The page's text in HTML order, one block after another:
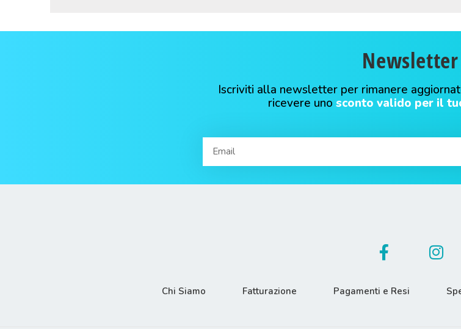
Newsletter
Iscriviti alla newsletter per rimanere
ricevere uno sconto valido per il
Chi Siamo Fatturazione Pagamenti e Resi